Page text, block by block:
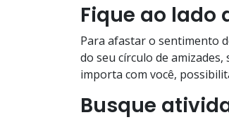
Fique ao lado
Para afastar o sentimento
do seu círculo de
importa com você,
Busque